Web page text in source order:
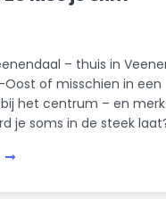
– thuis in
of misschien in een
het centrum – en
je soms in de steek